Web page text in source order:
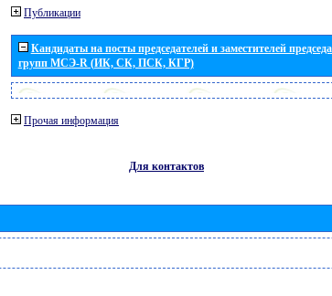
Публикации
Кандидаты на посты председателей и заместителей
групп МСЭ-R (ИК, СК, ПСК, КГР)
Прочая информация
Для контактов